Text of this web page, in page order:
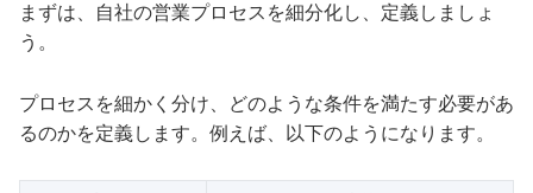
まずは、自社の営業プロセスを細分化し、定義しましょ
う。
プロセスを細かく分け、どのような条件を満たす必要があ
るのかを定義します。例えば、以下のようになります。